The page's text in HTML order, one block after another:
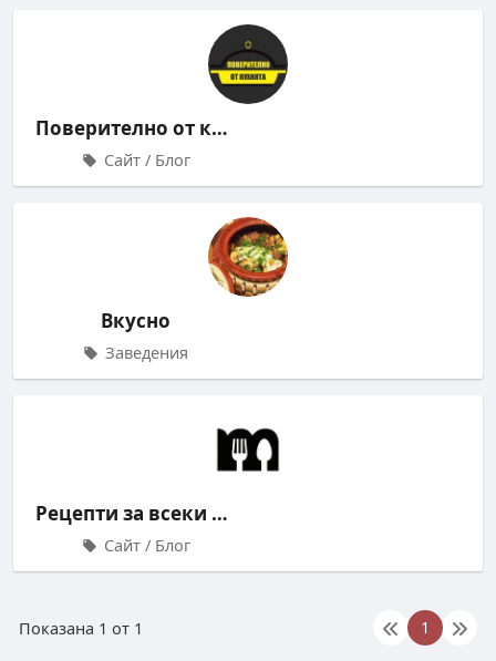
Поверително от кухнята
Сайт / Блог
Вкусно
Заведения
Рецепти за всеки Mandja.bg
Сайт / Блог
Показана 1 от 1 1